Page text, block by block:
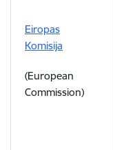
Eiropas
Komisija
(European
Commission)